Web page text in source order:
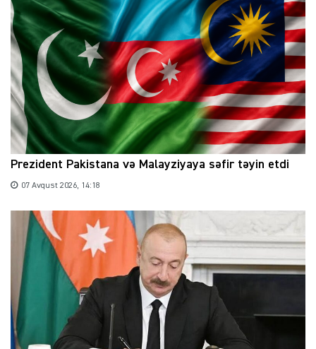
Prezident Pakistana və Malayziyaya səfir təyin etdi
07 Avqust 2026, 14:18